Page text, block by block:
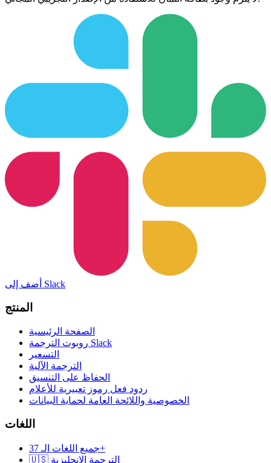
أضف إلى Slack
المنتج
الصفحة الرئيسية
روبوت الترجمة Slack
التسعير
الترجمة الآلية
الحفاظ على التنسيق
ردود فعل رموز تعبيرية للأعلام
الخصوصية واللائحة العامة لحماية البيانات
اللغات
جميع اللغات الـ 37+
🇺🇸 الترجمة الإنجليزية